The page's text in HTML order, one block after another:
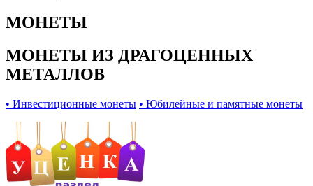
МОНЕТЫ
МОНЕТЫ ИЗ ДРАГОЦЕННЫХ
МЕТАЛЛОВ
• Инвестиционные монеты • Юбилейные и памятные монеты